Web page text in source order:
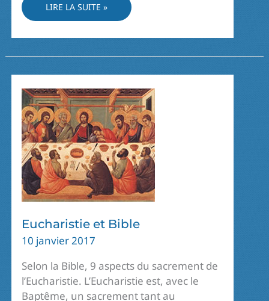
COMMUNAUTÉ
CHRÉTIENNE
ET
ÉVANGÉLISATION
LIRE LA SUITE »
Eucharistie et Bible
10 janvier 2017
Selon la Bible, 9 aspects du sacrement de
l’Eucharistie. L’Eucharistie est, avec le
Baptême, un sacrement tant au